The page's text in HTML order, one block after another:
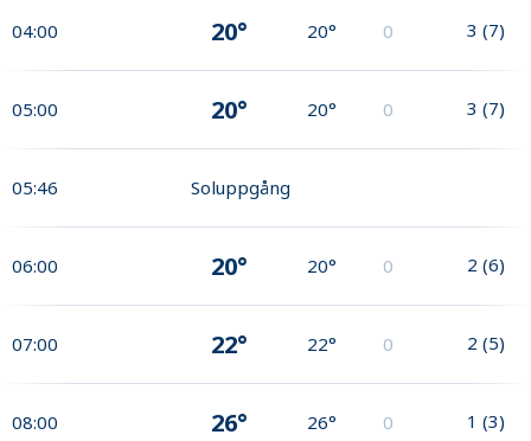
04:00 20° 20° 0 3 (7)
05:00 20° 20° 0 3 (7)
05:46 Soluppgång
06:00 20° 20° 0 2 (6)
07:00 22° 22° 0 2 (5)
08:00 26° 26° 0 1 (3)